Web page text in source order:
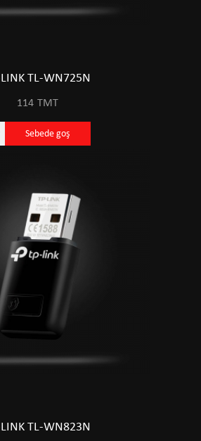
TL-WN725N
114 TMT
Sebede goş
TL-WN823N